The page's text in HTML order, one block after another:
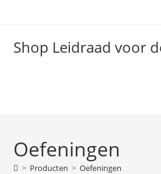
inhoudShop Leidraad voor
Oefeningen
> Producten > Oefeningen